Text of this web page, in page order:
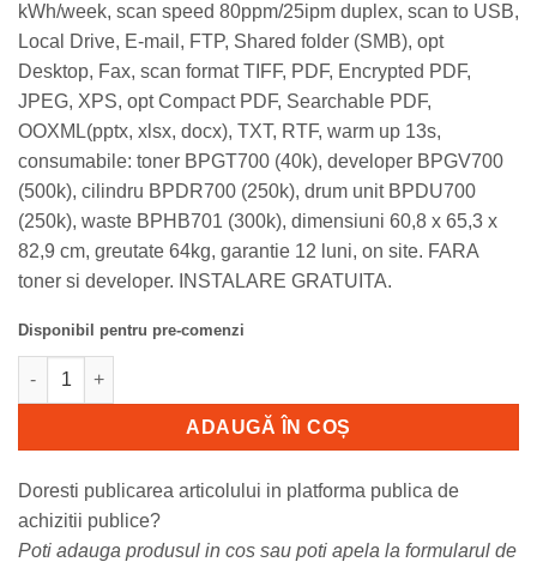
kWh/week, scan speed 80ppm/25ipm duplex, scan to USB,
Local Drive, E-mail, FTP, Shared folder (SMB), opt
Desktop, Fax, scan format TIFF, PDF, Encrypted PDF,
JPEG, XPS, opt Compact PDF, Searchable PDF,
OOXML(pptx, xlsx, docx), TXT, RTF, warm up 13s,
consumabile: toner BPGT700 (40k), developer BPGV700
(500k), cilindru BPDR700 (250k), drum unit BPDU700
(250k), waste BPHB701 (300k), dimensiuni 60,8 x 65,3 x
82,9 cm, greutate 64kg, garantie 12 luni, on site. FARA
toner si developer. INSTALARE GRATUITA.
Disponibil pentru pre-comenzi
Cantitate BP51M31-S Sharp BP51M31, multifunctional A3W
ADAUGĂ ÎN COȘ
Doresti publicarea articolului in platforma publica de
achizitii publice?
Poti adauga produsul in cos sau poti apela la formularul de